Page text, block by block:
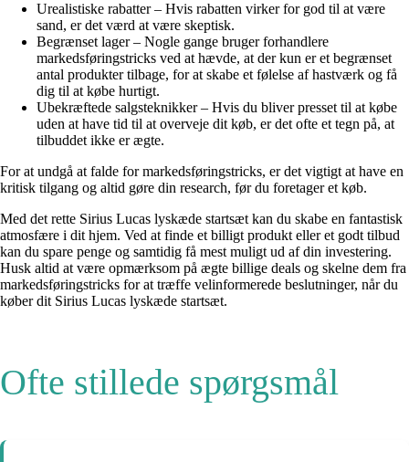
Urealistiske rabatter – Hvis rabatten virker for god til at være
sand, er det værd at være skeptisk.
Begrænset lager – Nogle gange bruger forhandlere
markedsføringstricks ved at hævde, at der kun er et begrænset
antal produkter tilbage, for at skabe et følelse af hastværk og få
dig til at købe hurtigt.
Ubekræftede salgsteknikker – Hvis du bliver presset til at købe
uden at have tid til at overveje dit køb, er det ofte et tegn på, at
tilbuddet ikke er ægte.
For at undgå at falde for markedsføringstricks, er det vigtigt at have en
kritisk tilgang og altid gøre din research, før du foretager et køb.
Med det rette Sirius Lucas lyskæde startsæt kan du skabe en fantastisk
atmosfære i dit hjem. Ved at finde et billigt produkt eller et godt tilbud
kan du spare penge og samtidig få mest muligt ud af din investering.
Husk altid at være opmærksom på ægte billige deals og skelne dem fra
markedsføringstricks for at træffe velinformerede beslutninger, når du
køber dit Sirius Lucas lyskæde startsæt.
Ofte stillede spørgsmål